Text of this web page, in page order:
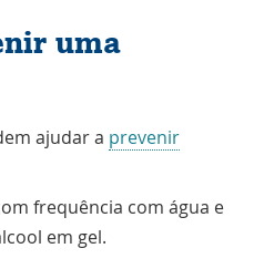
uma
ajudar a prevenir
frequência com água e
em gel.